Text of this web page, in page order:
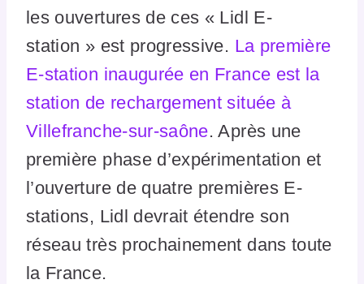
les ouvertures de ces « Lidl E-
station » est progressive. La première
E-station inaugurée en France est la
station de rechargement située à
Villefranche-sur-saône. Après une
première phase d’expérimentation et
l’ouverture de quatre premières E-
stations, Lidl devrait étendre son
réseau très prochainement dans toute
la France.